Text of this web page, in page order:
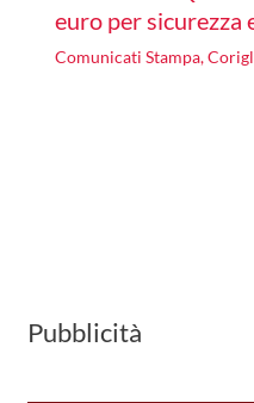
euro per sicurezza
Comunicati Stampa,
Pubblicità